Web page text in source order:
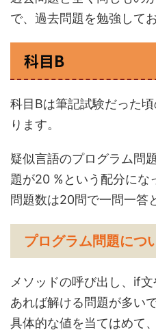
で、過去問題を勉強して
科目B
科目Bは筆記試験だった
ります。
疑似言語のプログラム問
題が20 %という配分にな
問題数は20問で一問一答
プログラム問題につ
メソッドの呼び出し、if
あれば解ける問題が多いで
具体的な値を当てはめて